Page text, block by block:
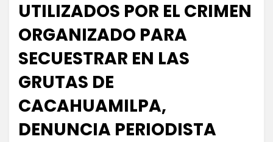
UTILIZADOS POR EL CRIMEN
ORGANIZADO PARA
SECUESTRAR EN LAS
GRUTAS DE
CACAHUAMILPA,
DENUNCIA PERIODISTA